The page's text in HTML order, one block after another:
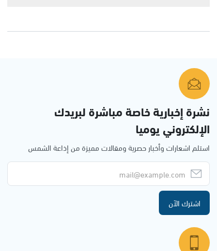
نشرة إخبارية خاصة مباشرة لبريدك
الإلكتروني يوميا
استلم اشعارات وأخبار حصرية ومقالات مميزة من إذاعة الشمس
اشترك الآن